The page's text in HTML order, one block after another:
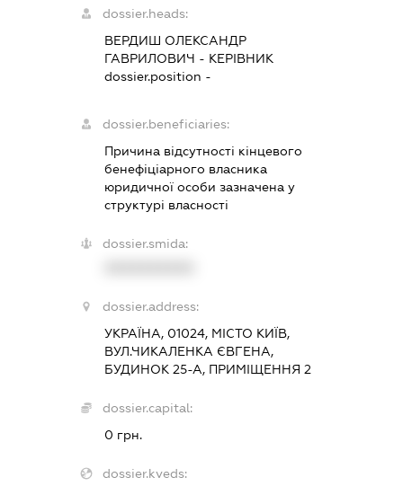
dossier.heads:
ВЕРДИШ ОЛЕКСАНДР
ГАВРИЛОВИЧ - КЕРІВНИК
dossier.position -
dossier.beneficiaries:
Причина відсутності кінцевого
бенефіціарного власника
юридичної особи зазначена у
структурі власності
dossier.smida:
dossier.address:
УКРАЇНА, 01024, МІСТО КИЇВ,
ВУЛ.ЧИКАЛЕНКА ЄВГЕНА,
БУДИНОК 25-А, ПРИМІЩЕННЯ 2
dossier.capital:
0 грн.
dossier.kveds: